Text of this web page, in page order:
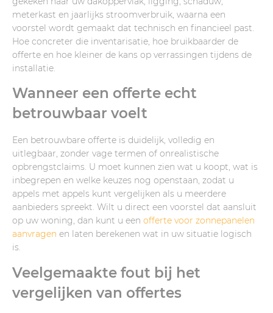
meterkast en jaarlijks stroomverbruik, waarna een
voorstel wordt gemaakt dat technisch en financieel past.
Hoe concreter die inventarisatie, hoe bruikbaarder de
offerte en hoe kleiner de kans op verrassingen tijdens de
installatie.
Wanneer een offerte echt
betrouwbaar voelt
Een betrouwbare offerte is duidelijk, volledig en
uitlegbaar, zonder vage termen of onrealistische
opbrengstclaims. U moet kunnen zien wat u koopt, wat is
inbegrepen en welke keuzes nog openstaan, zodat u
appels met appels kunt vergelijken als u meerdere
aanbieders spreekt. Wilt u direct een voorstel dat aansluit
op uw woning, dan kunt u een offerte voor zonnepanelen
aanvragen en laten berekenen wat in uw situatie logisch
is.
Veelgemaakte fout bij het
vergelijken van offertes